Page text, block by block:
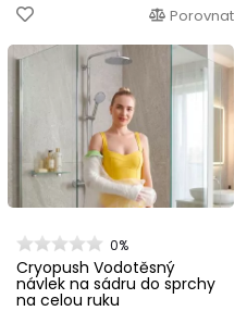
Porovnat
0%
Cryopush Vodotěsný
návlek na sádru do sprchy
na celou ruku